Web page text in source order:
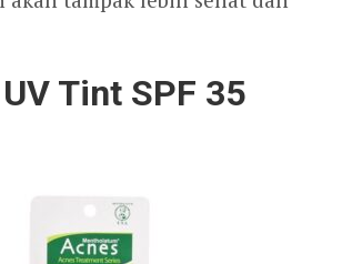
Tint SPF 35